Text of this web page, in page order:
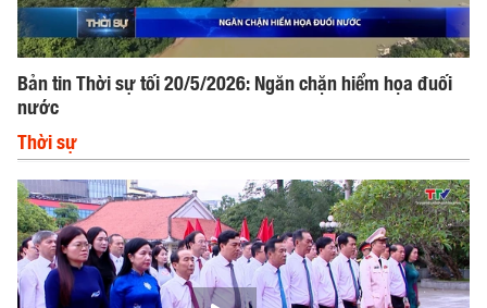
Bản tin Thời sự tối 20/5/2026: Ngăn chặn hiểm họa đuối
nước
Thời sự